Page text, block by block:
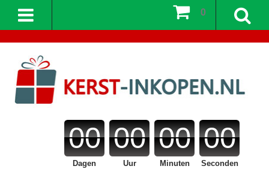
00
Dagen
00
Uur
00
Minuten
00
Seconden
0